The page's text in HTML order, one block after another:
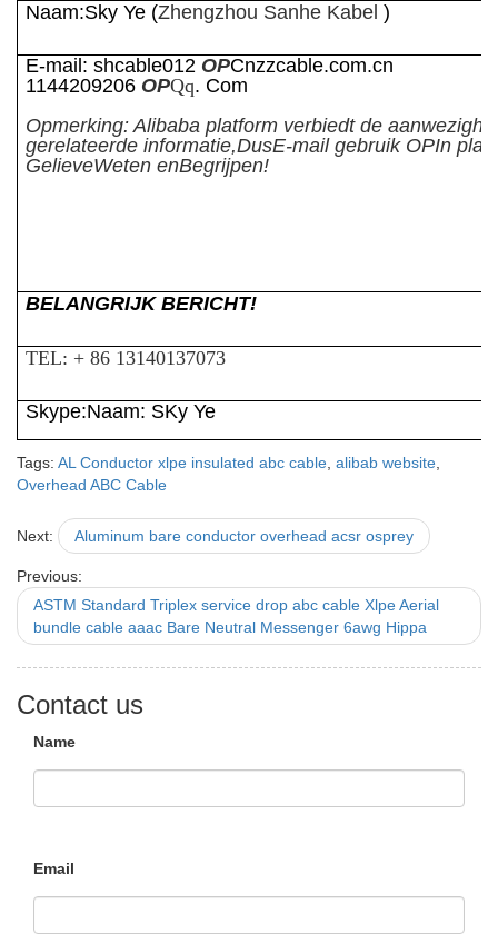
Naam:Sky Ye (Zhengzhou Sanhe Kabel )
E-mail: shcable012 OPCnzzcable.com.cn
1144209206 OPQq. Com
Opmerking: Alibaba platform verbiedt de
gerelateerde informatie,DusE-mail gebruik OPIn
GelieveWeten enBegrijpen!
BELANGRIJK BERICHT!
TEL: + 86 13140137073
Skype:Naam: SKy Ye
Tags: AL Conductor xlpe insulated abc cable alibab website
Overhead ABC Cable
Next: Aluminum bare conductor overhead acsr osprey
Previous:
ASTM Standard Triplex service drop abc cable Xlpe Aerial
bundle cable aaac Bare Neutral Messenger 6awg Hippa
Contact us
Name
Email